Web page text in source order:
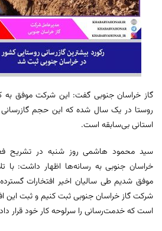
روستا در یک سال شده که این حجم
استانی بی‌سابقه است.
سید محمود هاشمی روز شنبه در تشریح
خراسان جنوبی به رسانه‌ها اظهار داشت: با
موفق شدیم طی سالیان اخیر افتخارات
شرکت گاز خراسان جنوبی ثبت کنیم و ثبت این
است که خدمت‌رسانی را سرلوحه کار خود قرار